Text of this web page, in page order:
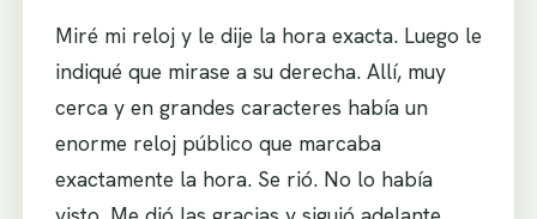
Miré mi reloj y le dije la hora exacta. Luego le
indiqué que mirase a su derecha. Allí, muy
cerca y en grandes caracteres había un
enorme reloj público que marcaba
exactamente la hora. Se rió. No lo había